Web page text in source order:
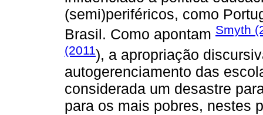
(semi)periféricos, como
Brasil. Como apontam Smyth
(2011), a apropriação
autogerenciamento das
considerada um desastre
para os mais pobres, nestes